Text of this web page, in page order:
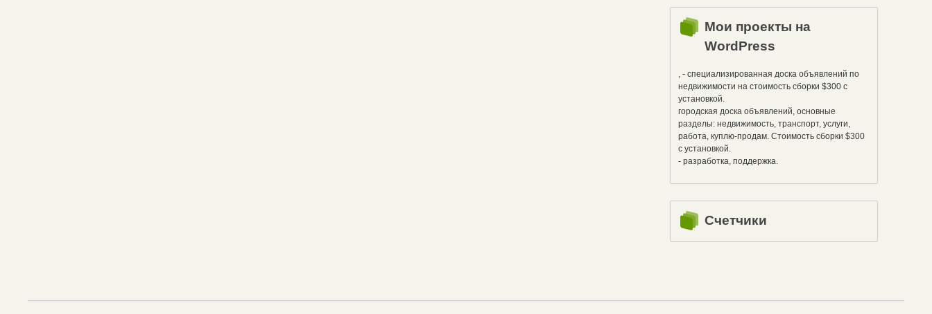
Мои проекты на
WordPress
, - специализированная доска объявлений по
недвижимости на стоимость сборки $300 с
установкой.
городская доска объявлений, основные
разделы: недвижимость, транспорт, услуги,
работа, куплю-продам. Стоимость сборки $300
с установкой.
- разработка, поддержка.
Счетчики